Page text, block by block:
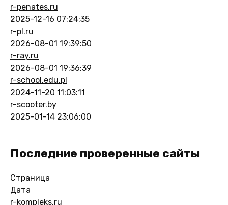
r-penates.ru
2025-12-16 07:24:35
r-pl.ru
2026-08-01 19:39:50
r-ray.ru
2026-08-01 19:36:39
r-school.edu.pl
2024-11-20 11:03:11
r-scooter.by
2025-01-14 23:06:00
Последние проверенные сайты
Страница
Дата
r-kompleks.ru